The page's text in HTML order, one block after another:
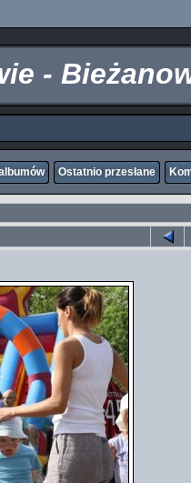
-
Ostatnio przesłane